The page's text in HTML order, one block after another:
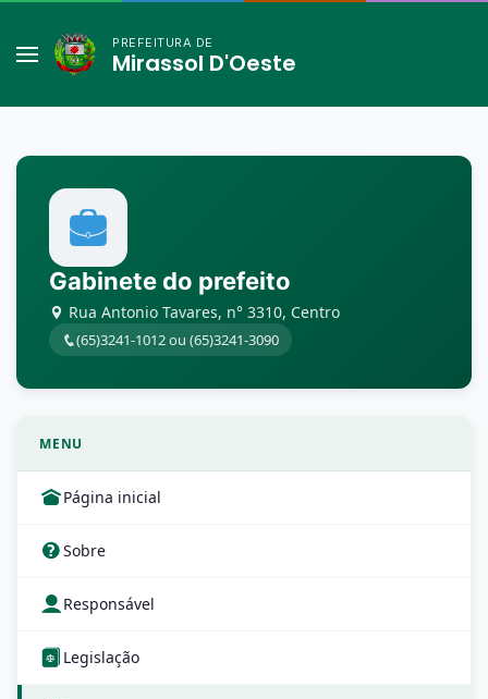
PREFEITURA DE
Mirassol D'Oeste
Gabinete do prefeito
Rua Antonio Tavares, n° 3310, Centro
(65)3241-1012 ou (65)3241-3090
MENU
Página inicial
Sobre
Responsável
Legislação